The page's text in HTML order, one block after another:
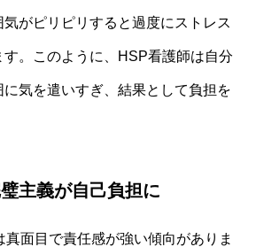
がピリピリすると過度にストレス
す。このように、HSP看護師は自分
気を遣いすぎ、結果として負担を
主義が自己負担に
真面目で責任感が強い傾向がありま